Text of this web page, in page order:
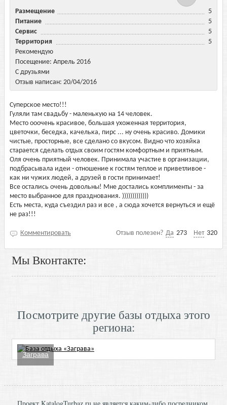
Размещение
5
Питание
5
Сервис
5
Территория
5
Рекомендую
Посещение: Апрель 2016
С друзьями
Отзыв написан: 20/04/2016
Суперское место!!!
Гуляли там свадьбу - маленькую на 14 человек.
Место ооочень красивое, большая ухоженная территория,
цветочки, беседка, качелька, пирс ... ну очень красиво. Домики
чистые, просторные, все сделано со вкусом. Видно что хозяйка
старается сделать отдых своим гостям комфортным и приятным.
Оля очень приятный человек. Принимала участие в организации,
подбрасывала идеи - отношение к гостям теплое и приветливое -
как ни чужих людей, а друзей в гости принимает!
Все остались очень довольны! Мне достались комплименты - за
место выбранное для празднования. )))))))))))))
Есть места, куда съездил раз и все , а сюда хочется вернуться и ещё
не раз!!!
Отзыв полезен? Да 273 Нет 320
Комментировать
Мы Вконтакте:
Посмотрите другие базы отдыха этого
региона:
Заграва